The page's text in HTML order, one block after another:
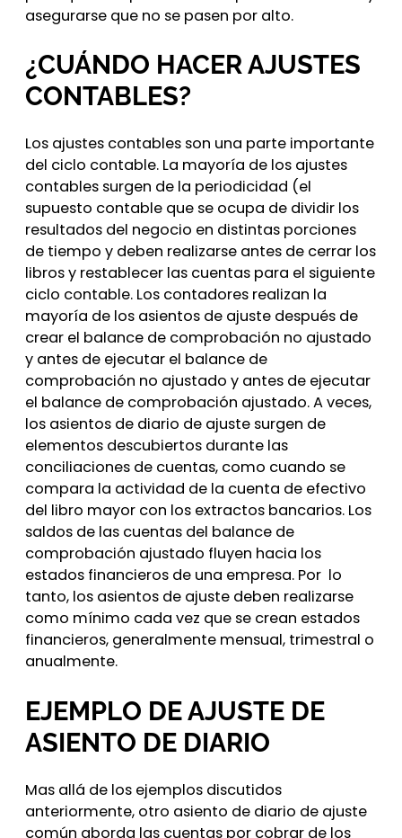
asegurarse que no se pasen por alto.
¿CUÁNDO HACER AJUSTES
CONTABLES?
Los ajustes contables son una parte importante
del ciclo contable. La mayoría de los ajustes
contables surgen de la periodicidad (el
supuesto contable que se ocupa de dividir los
resultados del negocio en distintas porciones
de tiempo y deben realizarse antes de cerrar los
libros y restablecer las cuentas para el siguiente
ciclo contable. Los contadores realizan la
mayoría de los asientos de ajuste después de
crear el balance de comprobación no ajustado
y antes de ejecutar el balance de
comprobación no ajustado y antes de ejecutar
el balance de comprobación ajustado. A veces,
los asientos de diario de ajuste surgen de
elementos descubiertos durante las
conciliaciones de cuentas, como cuando se
compara la actividad de la cuenta de efectivo
del libro mayor con los extractos bancarios. Los
saldos de las cuentas del balance de
comprobación ajustado fluyen hacia los
estados financieros de una empresa. Por lo
tanto, los asientos de ajuste deben realizarse
como mínimo cada vez que se crean estados
financieros, generalmente mensual, trimestral o
anualmente.
EJEMPLO DE AJUSTE DE
ASIENTO DE DIARIO
Mas allá de los ejemplos discutidos
anteriormente, otro asiento de diario de ajuste
común aborda las cuentas por cobrar de los